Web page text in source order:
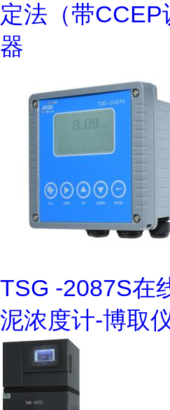
定法（带CCEP
器
TSG -2087S在
泥浓度计-博取